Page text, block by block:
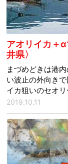
アオリイカ＋
井県〉
まづめどきは港
い波止の外向き
イカ狙いのセオ
2019.10.11